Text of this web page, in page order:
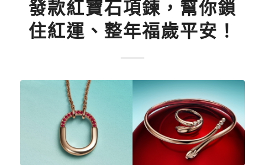
發款紅寶石項鍊，幫你鎖
住紅運、整年福歲平安！